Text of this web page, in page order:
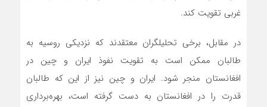
غربی تقویت کند.
در مقابل، برخی تحلیلگران معتقدند که نزدیکی روسیه به
طالبان ممکن است به تقویت نفوذ ایران و چین در
افغانستان منجر شود. ایران و چین نیز از این که طالبان
قدرت را در افغانستان به دست گرفته است، بهره‌برداری